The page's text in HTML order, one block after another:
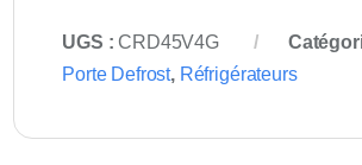
UGS :CRD45V4G
Porte Defrost, Réfrigérateurs